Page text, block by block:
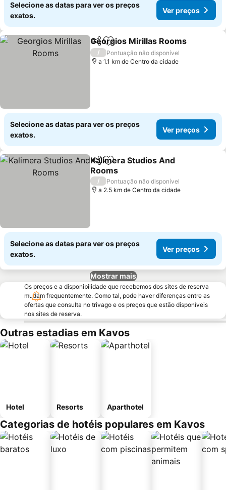
Selecione as datas para ver os preços
exatos.
Ver preços
PartilharAdicionar aos favoritos
Georgios Mirillas Rooms
/
Pontuação não disponível
a 1.1 km de Centro da cidade
Selecione as datas para ver os preços
exatos.
Ver preços
PartilharAdicionar aos favoritos
Kalimera Studios And
Rooms
/
Pontuação não disponível
a 2.5 km de Centro da cidade
Selecione as datas para ver os preços
exatos.
Ver preços
Mostrar mais
Os preços e a disponibilidade que recebemos dos sites de reserva
mudam frequentemente. Como tal, pode haver diferenças entre as
ofertas que consulta no trivago e os preços que estão disponíveis
nos sites de reserva.
Outras estadias em Kavos
Hotel Resorts Aparthotel
Categorias de hotéis populares em Kavos